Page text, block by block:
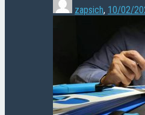
zapsich, 10/02/